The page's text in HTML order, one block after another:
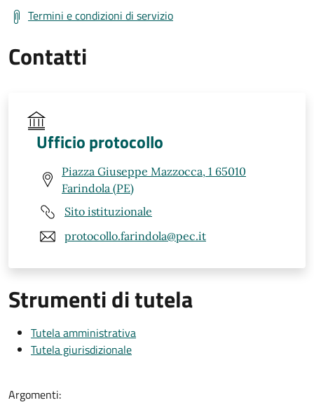
Termini e condizioni di servizio
Contatti
Ufficio protocollo
Piazza Giuseppe Mazzocca, 1 65010
Farindola (PE)
Sito istituzionale
protocollo.farindola@pec.it
Strumenti di tutela
Tutela amministrativa
Tutela giurisdizionale
Argomenti: